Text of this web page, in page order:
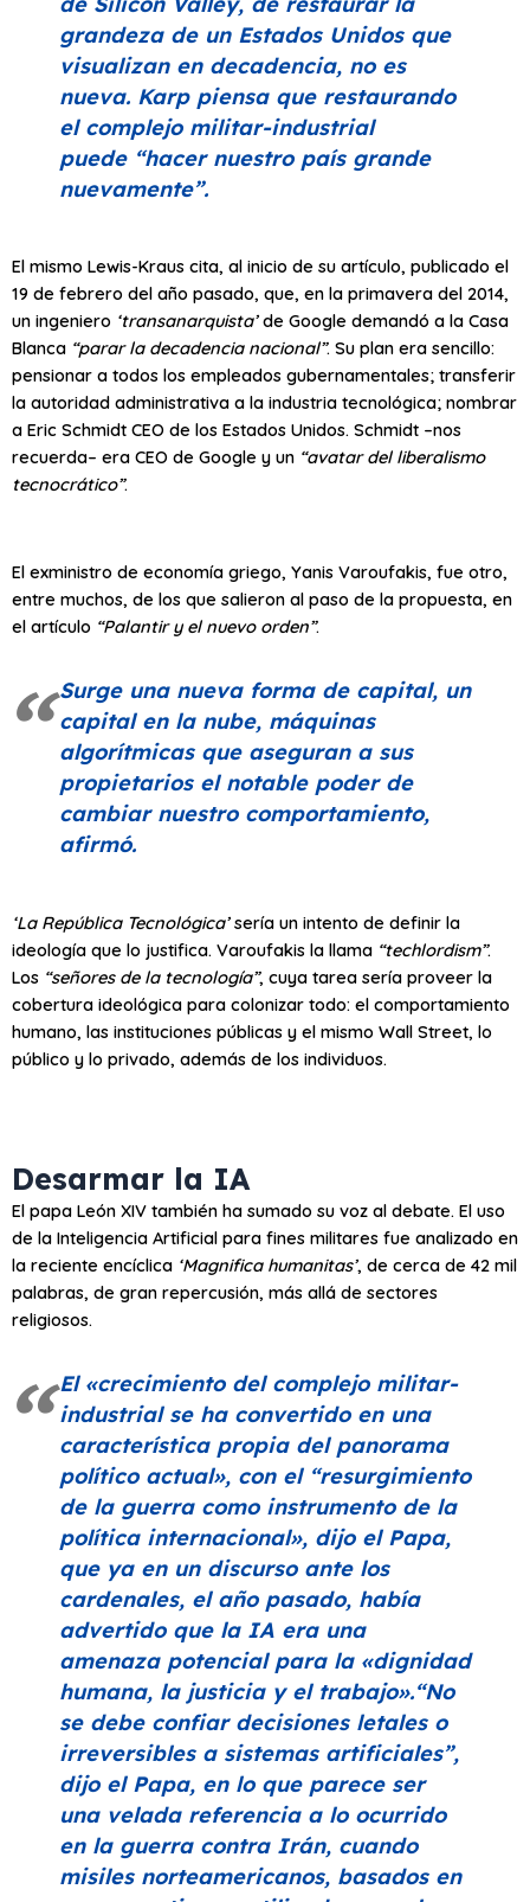
grandeza de un Estados Unidos que
visualizan en decadencia, no es
nueva. Karp piensa que restaurando
el complejo militar-industrial
puede “hacer nuestro país grande
nuevamente”.
El mismo Lewis-Kraus cita, al inicio de su artículo, publicado el
19 de febrero del año pasado, que, en la primavera del 2014,
un ingeniero ‘transanarquista’de Google demandó a la Casa
Blanca “parar la decadencia nacional”. Su plan era sencillo:
pensionar a todos los empleados gubernamentales; transferir
la autoridad administrativa a la industria tecnológica; nombrar
a Eric Schmidt CEO de los Estados Unidos. Schmidt –nos
recuerda– era CEO de Google y un “avatar del liberalismo
tecnocrático”.
El exministro de economía griego, Yanis Varoufakis, fue otro,
entre muchos, de los que salieron al paso de la propuesta, en
el artículo “Palantir y el nuevo orden”.
Surge una nueva forma de capital, un
capital en la nube, máquinas
algorítmicas que aseguran a sus
propietarios el notable poder de
cambiar nuestro comportamiento,
afirmó.
‘La República Tecnológica’sería un intento de definir la
ideología que lo justifica. Varoufakis la llama “techlordism”.
Los “señores de la tecnología”, cuya tarea sería proveer la
cobertura ideológica para colonizar todo: el comportamiento
humano, las instituciones públicas y el mismo Wall Street, lo
público y lo privado, además de los individuos.
Desarmar la IA
El papa León XIV también ha sumado su voz al debate. El uso
de la Inteligencia Artificial para fines militares fue analizado en
la reciente encíclica ‘Magnifica humanitas’, de cerca de 42 mil
palabras, de gran repercusión, más allá de sectores
religiosos.
El «crecimiento del complejo militar-
industrial se ha convertido en una
característica propia del panorama
político actual», con el “resurgimiento
de la guerra como instrumento de la
política internacional», dijo el Papa,
que ya en un discurso ante los
cardenales, el año pasado, había
advertido que la IA era una
amenaza potencial para la «dignidad
humana, la justicia y el trabajo».“No
se debe confiar decisiones letales o
irreversibles a sistemas artificiales”,
dijo el Papa, en lo que parece ser
una velada referencia a lo ocurrido
en la guerra contra Irán, cuando
misiles norteamericanos, basados en